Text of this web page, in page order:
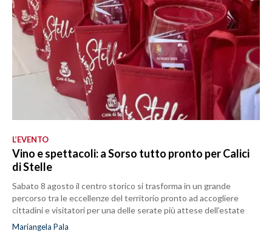
L’EVENTO
Vino e spettacoli: a Sorso tutto pronto per Calici
di Stelle
Sabato 8 agosto il centro storico si trasforma in un grande
percorso tra le eccellenze del territorio pronto ad accogliere
cittadini e visitatori per una delle serate più attese dell’estate
Mariangela Pala